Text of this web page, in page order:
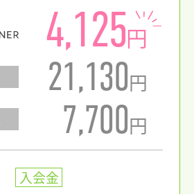
4,125円
21,130円
7,700円
入会金